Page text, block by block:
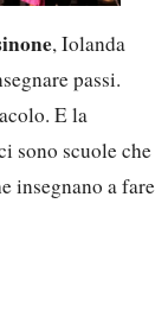
, Iolanda
passi.
E la
sono scuole che
insegnano a fare